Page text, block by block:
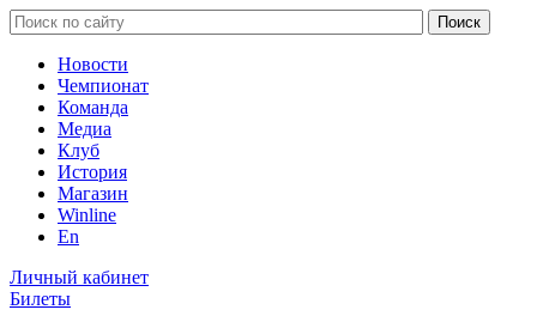
Новости
Чемпионат
Команда
Медиа
Клуб
История
Магазин
Winline
En
Личный кабинет
Билеты